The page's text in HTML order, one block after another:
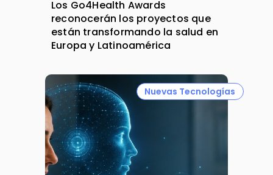
Los Go4Health Awards
reconocerán los proyectos que
están transformando la salud en
Europa y Latinoamérica
Nuevas Tecnologías